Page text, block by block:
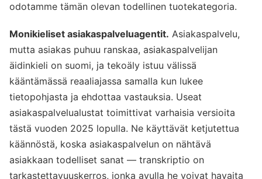
odotamme tämän olevan todellinen tuotekategoria.
Monikieliset asiakaspalveluagentit. Asiakaspalvelu,
mutta asiakas puhuu ranskaa, asiakaspalvelijan
äidinkieli on suomi, ja tekoäly istuu välissä
kääntämässä reaaliajassa samalla kun lukee
tietopohjasta ja ehdottaa vastauksia. Useat
asiakaspalvelualustat toimittivat varhaisia versioita
tästä vuoden 2025 lopulla. Ne käyttävät ketjutettua
käännöstä, koska asiakaspalvelun on nähtävä
asiakkaan todelliset sanat — transkriptio on
tarkastettavuuskerros, jonka avulla he voivat havaita